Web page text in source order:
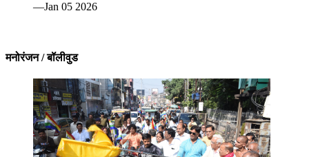
—Jan 05 2026
मनोरंजन / बॉलीवुड